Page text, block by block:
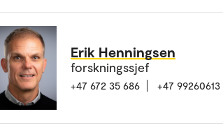
Erik Henningsen
forskningssjef
+47 672 35 686 +47 99260613